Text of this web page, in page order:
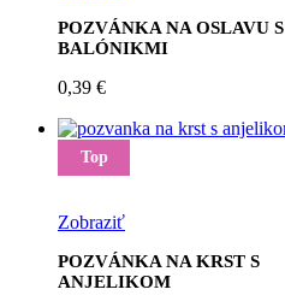
POZVÁNKA NA OSLAVU S
BALÓNIKMI
0,39 €
Top
Zobraziť
POZVÁNKA NA KRST S
ANJELIKOM